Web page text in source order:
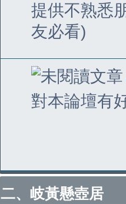
提供不熟悉
友必看)
對本論壇有
二、岐黃懸壺居